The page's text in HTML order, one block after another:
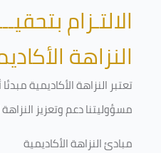
الالتـزام
النزاهة
تعتبر النزاهة الأكاديمية
مسؤوليتنا دعم وتعزيز
مبادئ النزاهة الأكاديمية